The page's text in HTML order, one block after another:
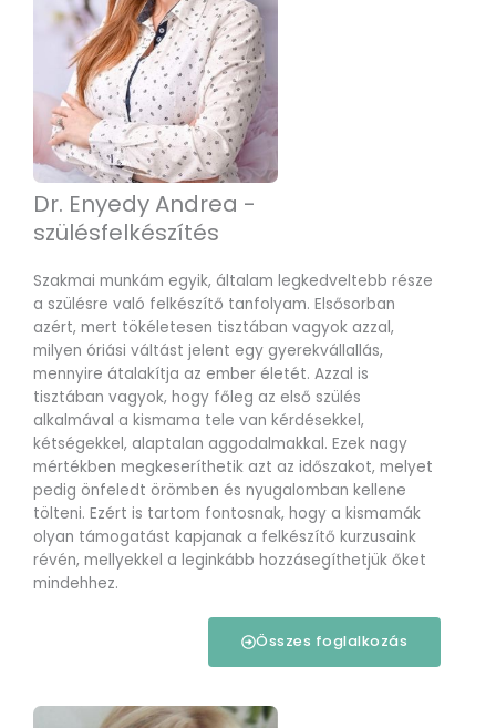
Dr. Enyedy Andrea -
szülésfelkészítés
Szakmai munkám egyik, általam legkedveltebb része
a szülésre való felkészítő tanfolyam. Elsősorban
azért, mert tökéletesen tisztában vagyok azzal,
milyen óriási váltást jelent egy gyerekvállallás,
mennyire átalakítja az ember életét. Azzal is
tisztában vagyok, hogy főleg az első szülés
alkalmával a kismama tele van kérdésekkel,
kétségekkel, alaptalan aggodalmakkal. Ezek nagy
mértékben megkeseríthetik azt az időszakot, melyet
pedig önfeledt örömben és nyugalomban kellene
tölteni. Ezért is tartom fontosnak, hogy a kismamák
olyan támogatást kapjanak a felkészítő kurzusaink
révén, mellyekkel a leginkább hozzásegíthetjük őket
mindehhez.
Összes foglalkozás